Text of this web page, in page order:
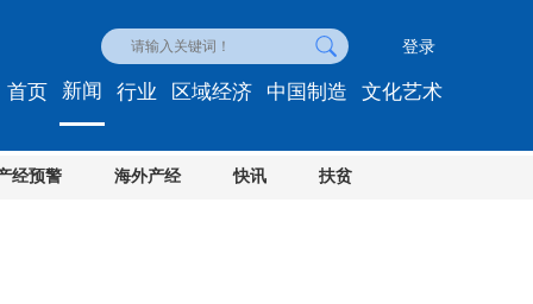
登录
首页 新闻
经预警 海外产经 快讯 扶贫
行业 区域经济 中国制造 文化艺术